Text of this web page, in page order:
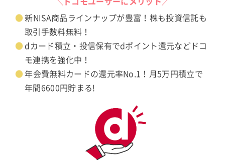
新NISA商品ラインナップが豊富！株も投資信託も
取引手数料無料！
dカード積立・投信保有でdポイント還元などドコ
モ連携を強化中！
年会費無料カードの還元率No.1！月5万円積立で
年間6600円貯まる!